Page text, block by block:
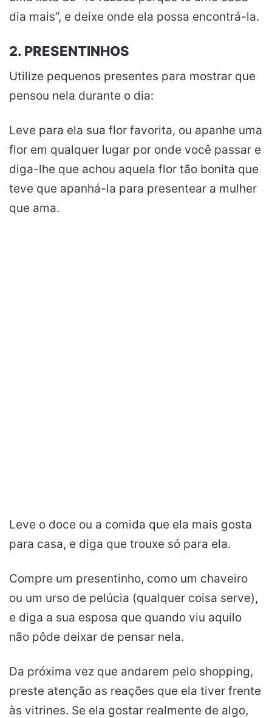
dia mais”, e deixe onde ela possa encontrá-la.
2. PRESENTINHOS
Utilize pequenos presentes para mostrar que
pensou nela durante o dia:
Leve para ela sua flor favorita, ou apanhe uma
flor em qualquer lugar por onde você passar e
diga-lhe que achou aquela flor tão bonita que
teve que apanhá-la para presentear a mulher
que ama.
Leve o doce ou a comida que ela mais gosta
para casa, e diga que trouxe só para ela.
Compre um presentinho, como um chaveiro
ou um urso de pelúcia (qualquer coisa serve),
e diga a sua esposa que quando viu aquilo
não pôde deixar de pensar nela.
Da próxima vez que andarem pelo shopping,
preste atenção as reações que ela tiver frente
às vitrines. Se ela gostar realmente de algo,